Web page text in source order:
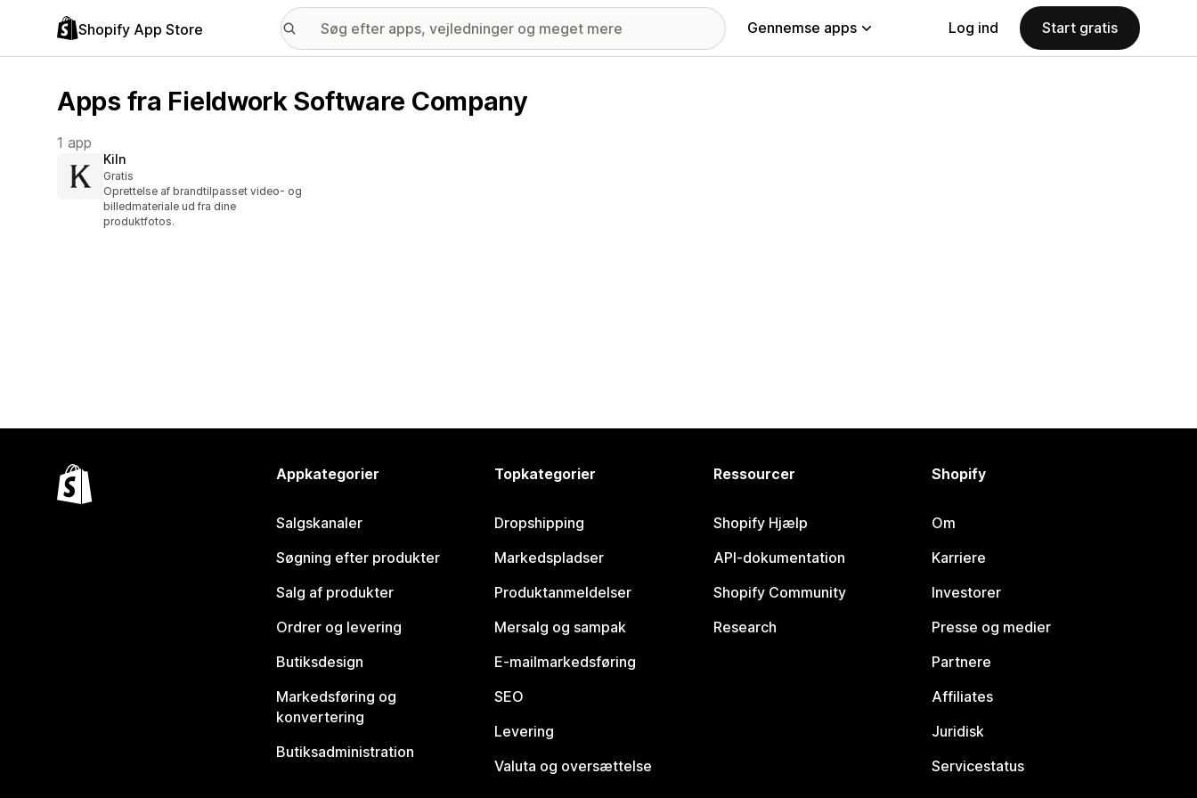
Shopify App Store Gennemse apps Log ind Start gratis
Apps fra Fieldwork Software Company
1 app
Kiln
Gratis
Oprettelse af brandtilpasset video- og
billedmateriale ud fra dine
produktfotos.
Appkategorier
Salgskanaler
Søgning efter produkter
Salg af produkter
Ordrer og levering
Butiksdesign
Markedsføring og
konvertering
Butiksadministration
Topkategorier
Dropshipping
Markedspladser
Produktanmeldelser
Mersalg og sampak
E-mailmarkedsføring
SEO
Levering
Valuta og oversættelse
Ressourcer
Shopify Hjælp
API-dokumentation
Shopify Community
Research
Shopify
Om
Karriere
Investorer
Presse og medier
Partnere
Affiliates
Juridisk
Servicestatus